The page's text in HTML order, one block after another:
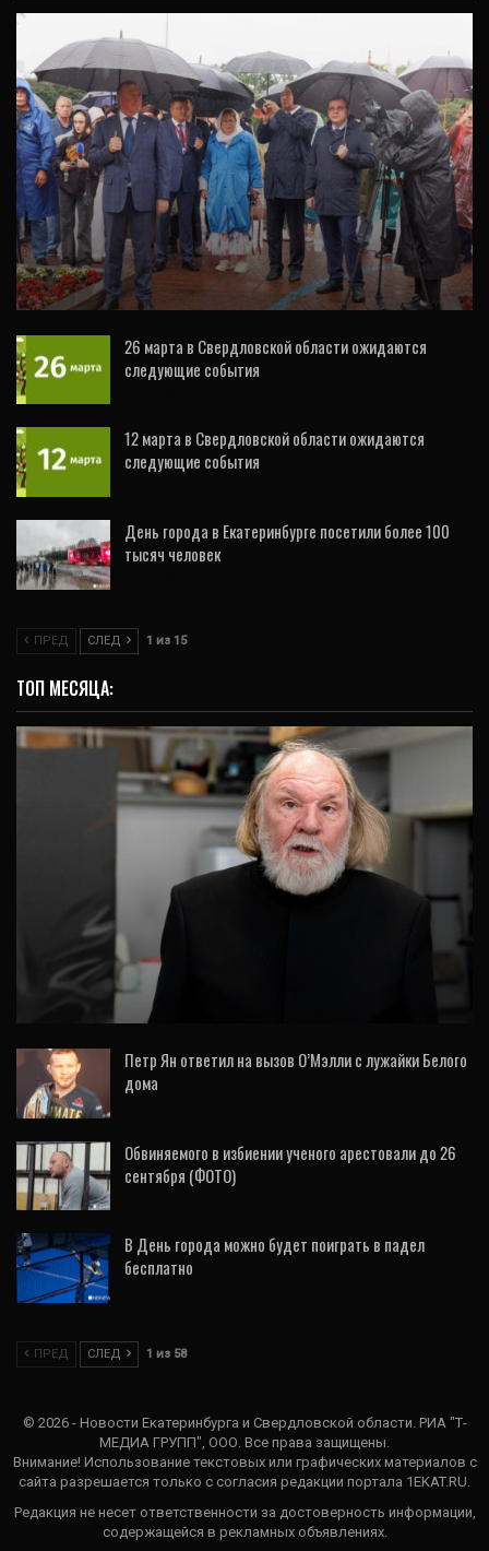
ВИДЕО
День города начался с молебна святой
Екатерине (ФОТО)
26 марта в Свердловской области ожидаются
следующие события
12 марта в Свердловской области ожидаются
следующие события
День города в Екатеринбурге посетили более 100
тысяч человек
ПРЕД СЛЕД 1 из 15
ТОП МЕСЯЦА:
ИНТЕРВЬЮ
«Люди устали от напряжения, они хотят
утешения»: арт-директор «Реального
Петр Ян ответил на вызов О’Мэлли с лужайки Белого
дома
Обвиняемого в избиении ученого арестовали до 26
сентября (ФОТО)
В День города можно будет поиграть в падел
бесплатно
ПРЕД СЛЕД 1 из 58
© 2026 - Новости Екатеринбурга и Свердловской области. РИА "Т-
МЕДИА ГРУПП", ООО. Все права защищены.
Внимание! Использование текстовых или графических материалов с
сайта разрешается только c согласия редакции портала 1EKAT.RU.
Редакция не несет ответственности за достоверность информации,
содержащейся в рекламных объявлениях.